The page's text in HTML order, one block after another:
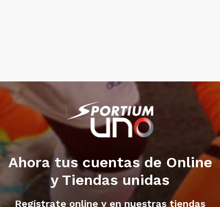
Ahora tus cuentas de Online
y Tiendas unidas
Regístrate online y en nuestras tiendas